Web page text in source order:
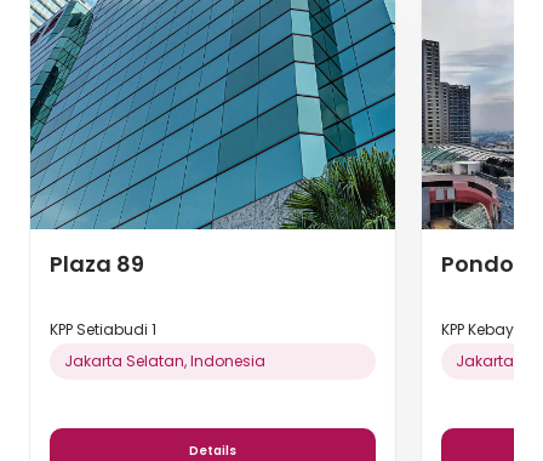
Plaza 89
KPP Setiabudi 1
Jakarta Selatan, Indonesia
Details
Pondok
KPP
Jakarta